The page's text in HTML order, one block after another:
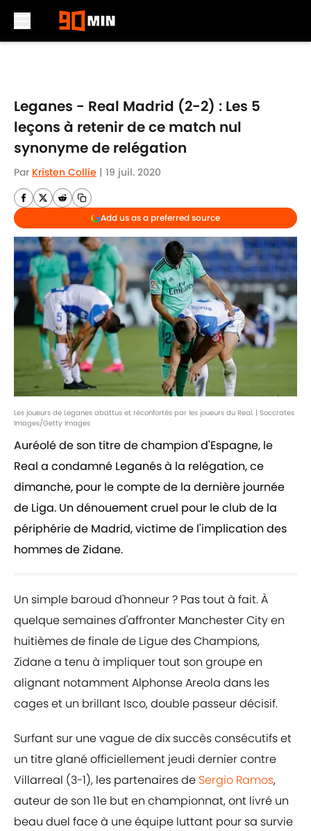
Leganes - Real Madrid (2-2) : Les 5
leçons à retenir de ce match nul
synonyme de relégation
Par Kristen Collie | 19 juil. 2020
Add us as a preferred source
Les joueurs de Leganes abattus et réconfortés par les joueurs du Real. | Soccrates
Images/Getty Images
Auréolé de son titre de champion d'Espagne, le
Real a condamné Leganés à la relégation, ce
dimanche, pour le compte de la dernière journée
de Liga. Un dénouement cruel pour le club de la
périphérie de Madrid, victime de l'implication des
hommes de Zidane.
Un simple baroud d'honneur ? Pas tout à fait. À
quelque semaines d'affronter Manchester City en
huitièmes de finale de Ligue des Champions,
Zidane a tenu à impliquer tout son groupe en
alignant notamment Alphonse Areola dans les
cages et un brillant Isco, double passeur décisif.
Surfant sur une vague de dix succès consécutifs et
un titre glané officiellement jeudi dernier contre
Villarreal (3-1), les partenaires de Sergio Ramos,
auteur de son 11e but en championnat, ont livré un
beau duel face à une équipe luttant pour sa survie